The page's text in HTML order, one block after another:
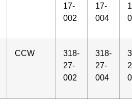
17-
002
17-
004
CCW
318-
27-
002
318-
27-
004